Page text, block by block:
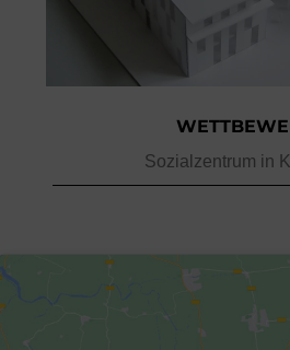
Sozialzentrum in